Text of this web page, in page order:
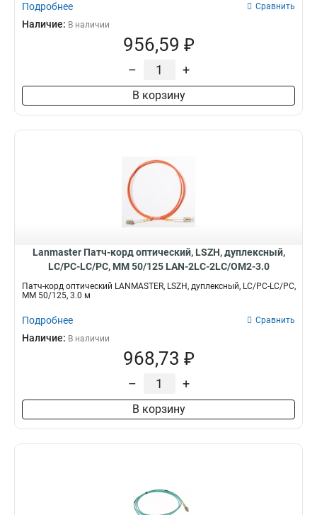
Подробнее Сравнить
Наличие: В наличии
956,59 ₽
– +
В корзину
Lanmaster Патч-корд оптический, LSZH, дуплексный,
LC/PC-LC/PC, MM 50/125 LAN-2LC-2LC/OM2-3.0
Патч-корд оптический LANMASTER, LSZH, дуплексный, LC/PC-LC/PC,
MM 50/125, 3.0 м
Подробнее Сравнить
Наличие: В наличии
968,73 ₽
– +
В корзину